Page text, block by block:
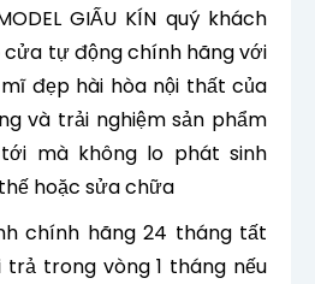
GIẤU KÍN quý khách
tự động chính hãng với
đẹp hài hòa nội thất của
và trải nghiệm sản phẩm
mà không lo phát sinh
hoặc sửa chữa
chính hãng 24 tháng tất
trong vòng 1 tháng nếu